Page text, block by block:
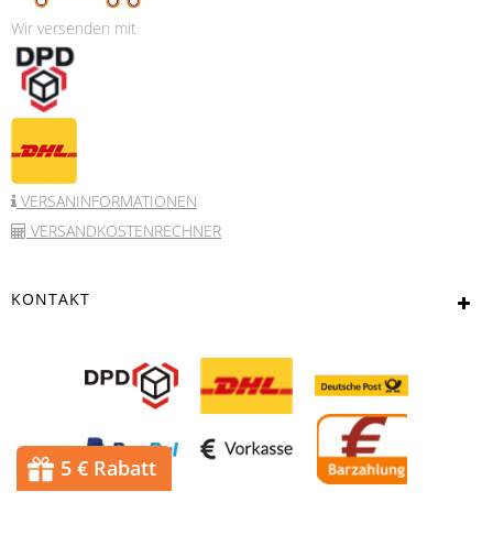
Wir versenden mit
VERSANINFORMATIONEN
VERSANDKOSTENRECHNER
KONTAKT
5 € Rabatt